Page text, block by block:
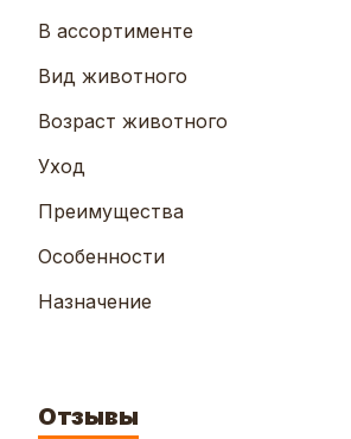
В ассортименте
Вид животного
Возраст животного
Уход
Преимущества
Особенности
Назначение
Отзывы